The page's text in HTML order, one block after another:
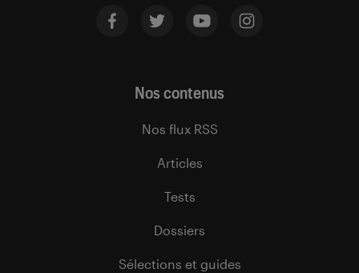
Nos contenus
Nos flux RSS
Articles
Tests
Dossiers
Sélections et guides